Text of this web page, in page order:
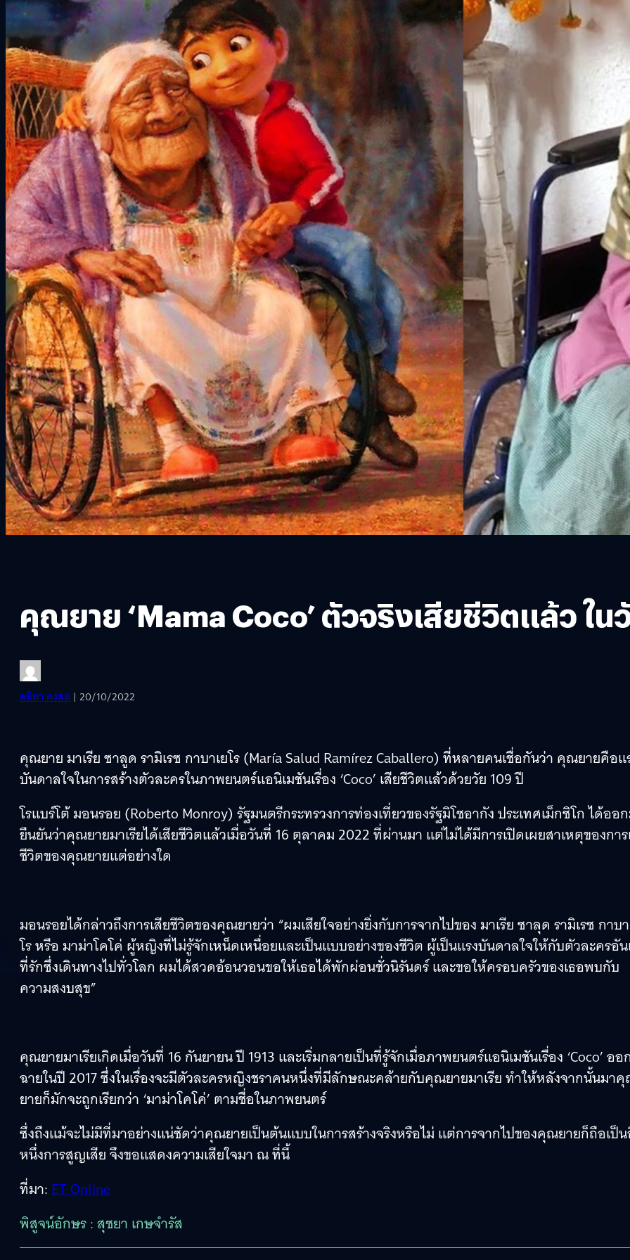
คุณยาย ‘Mama Coco’ ตัวจริงเสียชีวิตแล้ว ใน
ลลิตา คงสด | 20/10/2022
คุณยาย มาเรีย ซาลูด รามิเรซ กาบาเยโร (María Salud Ramírez Caballero) ที่หลายคนเชื่อกันว่า คุณยายคือแ
บันดาลใจในการสร้างตัวละครในภาพยนตร์แอนิเมชันเรื่อง ‘Coco’ เสียชีวิตแล้วด้วยวัย 109 ปี
โรแบร์โต้ มอนรอย (Roberto Monroy) รัฐมนตรีกระทรวงการท่องเที่ยวของรัฐมิโชอากัง ประเทศเม็กซิโก ได้ออ
ยืนยันว่าคุณยายมาเรียได้เสียชีวิตแล้วเมื่อวันที่ 16 ตุลาคม 2022 ที่ผ่านมา แต่ไม่ได้มีการเปิดเผยสาเหตุของการ
ชีวิตของคุณยายแต่อย่างใด
มอนรอยได้กล่าวถึงการเสียชีวิตของคุณยายว่า “ผมเสียใจอย่างยิ่งกับการจากไปของ มาเรีย ซาลุด รามิเรซ กาบ
โร หรือ มาม่าโคโค่ ผู้หญิงที่ไม่รู้จักเหน็ดเหนื่อยและเป็นแบบอย่างของชีวิต ผู้เป็นแรงบันดาลใจให้กับตัวละครอั
ที่รักซึ่งเดินทางไปทั่วโลก ผมได้สวดอ้อนวอนขอให้เธอได้พักผ่อนชั่วนิรันดร์ และขอให้ครอบครัวของเธอพบกับ
ความสงบสุข”
คุณยายมาเรียเกิดเมื่อวันที่ 16 กันยายน ปี 1913 และเริ่มกลายเป็นที่รู้จักเมื่อภาพยนตร์แอนิเมชันเรื่อง ‘Coco’ ออก
ฉายในปี 2017 ซึ่งในเรื่องจะมีตัวละครหญิงชราคนหนึ่งที่มีลักษณะคล้ายกับคุณยายมาเรีย ทำให้หลังจากนั้นมา
ยายก็มักจะถูกเรียกว่า ‘มาม่าโคโค่’ ตามชื่อในภาพยนตร์
ซึ่งถึงแม้จะไม่มีที่มาอย่างแน่ชัดว่าคุณยายเป็นต้นแบบในการสร้างจริงหรือไม่ แต่การจากไปของคุณยายก็ถือเป็
หนึ่งการสูญเสีย จึงขอแสดงความเสียใจมา ณ ที่นี้
ที่มา:ET Online
พิสูจน์อักษร : สุชยา เกษจำรัส